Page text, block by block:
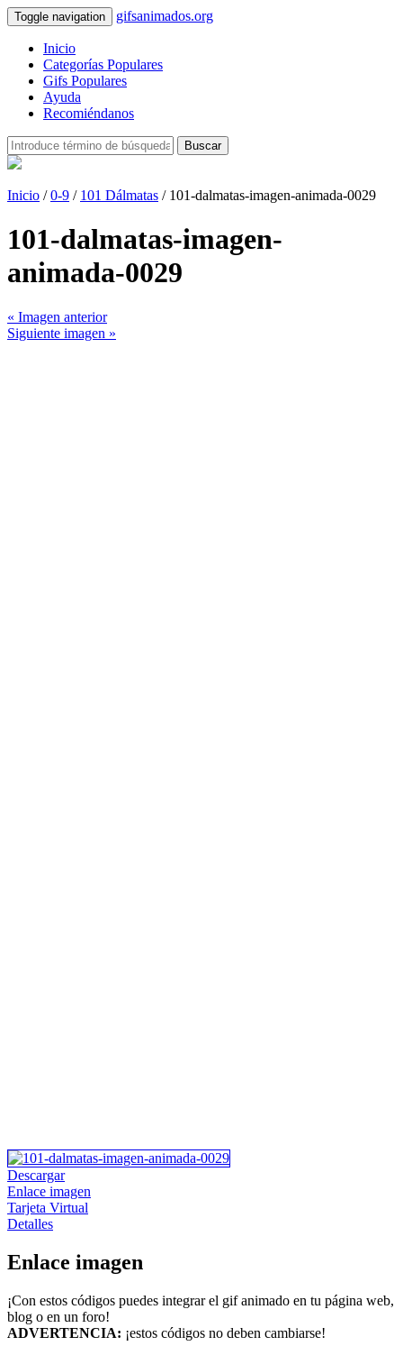
Toggle navigation gifsanimados.org
Inicio
Categorías Populares
Gifs Populares
Ayuda
Recomiéndanos
Buscar
Inicio /0-9 / 101 Dálmatas / 101-dalmatas-imagen-animada-0029
101-dalmatas-imagen-
animada-0029
« Imagen anterior
Siguiente imagen »
Descargar
Enlace imagen
Tarjeta Virtual
Detalles
Enlace imagen
¡Con estos códigos puedes integrar el gif animado en tu página web,
blog o en un foro!
ADVERTENCIA: ¡estos códigos no deben cambiarse!